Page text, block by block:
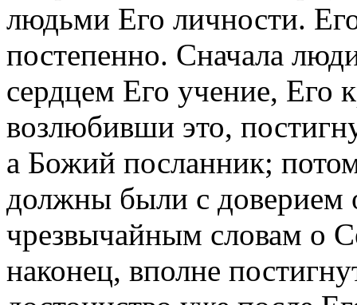
людьми Его личности.
постепенно. Сначала
сердцем Его учение, Его
возлюбивши это,
а Божий посланник;
должны были с доверием
чрезвычайным словам о
наконец, вполне